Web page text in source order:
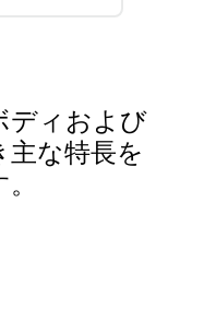
ディおよび
な特長を